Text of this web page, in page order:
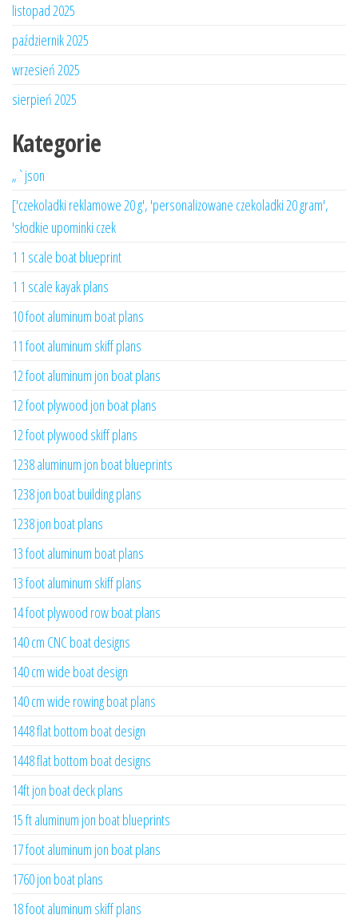
listopad 2025
październik 2025
wrzesień 2025
sierpień 2025
Kategorie
„`json
['czekoladki reklamowe 20 g', 'personalizowane czekoladki 20 gram',
'słodkie upominki czek
1 1 scale boat blueprint
1 1 scale kayak plans
10 foot aluminum boat plans
11 foot aluminum skiff plans
12 foot aluminum jon boat plans
12 foot plywood jon boat plans
12 foot plywood skiff plans
1238 aluminum jon boat blueprints
1238 jon boat building plans
1238 jon boat plans
13 foot aluminum boat plans
13 foot aluminum skiff plans
14 foot plywood row boat plans
140 cm CNC boat designs
140 cm wide boat design
140 cm wide rowing boat plans
1448 flat bottom boat design
1448 flat bottom boat designs
14ft jon boat deck plans
15 ft aluminum jon boat blueprints
17 foot aluminum jon boat plans
1760 jon boat plans
18 foot aluminum skiff plans